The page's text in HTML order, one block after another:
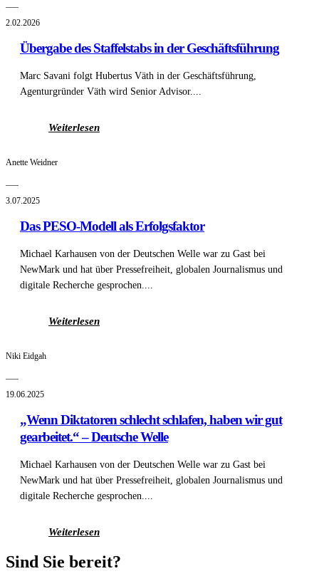
2.02.2026
Übergabe des Staffelstabs in der Geschäftsführung
Marc Savani folgt Hubertus Väth in der Geschäftsführung,
Agenturgründer Väth wird Senior Advisor....
Weiterlesen
Anette Weidner
3.07.2025
Das PESO-Modell als Erfolgsfaktor
Michael Karhausen von der Deutschen Welle war zu Gast bei
NewMark und hat über Pressefreiheit, globalen Journalismus und
digitale Recherche gesprochen....
Weiterlesen
Niki Eidgah
19.06.2025
„Wenn Diktatoren schlecht schlafen, haben wir gut
gearbeitet.“ – Deutsche Welle
Michael Karhausen von der Deutschen Welle war zu Gast bei
NewMark und hat über Pressefreiheit, globalen Journalismus und
digitale Recherche gesprochen....
Weiterlesen
Sind Sie bereit?